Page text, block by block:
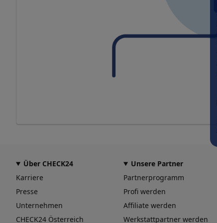
Über CHECK24
Karriere
Presse
Unternehmen
CHECK24 Österreich
Unsere Partner
Partnerprogramm
Profi werden
Affiliate werden
Werkstattpartner werden